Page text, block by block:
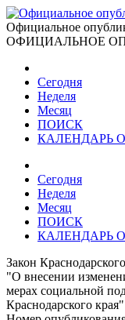
Официальное
ОФИЦИАЛЬНОЕ
Сегодня
Неделя
Месяц
ПОИСК
КАЛЕНДАРЬ
Сегодня
Неделя
Месяц
ПОИСК
КАЛЕНДАРЬ
Закон
"О внесении
мерах социальной
Краснодарского края"